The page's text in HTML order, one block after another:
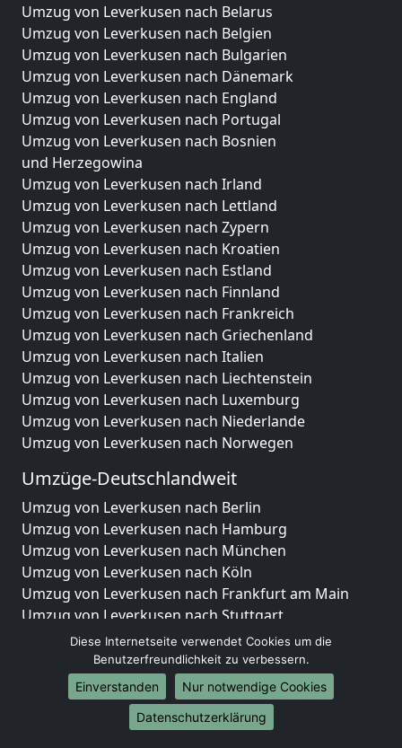
Umzug von Leverkusen nach Belarus
Umzug von Leverkusen nach Belgien
Umzug von Leverkusen nach Bulgarien
Umzug von Leverkusen nach Dänemark
Umzug von Leverkusen nach England
Umzug von Leverkusen nach Portugal
Umzug von Leverkusen nach Bosnien
und Herzegowina
Umzug von Leverkusen nach Irland
Umzug von Leverkusen nach Lettland
Umzug von Leverkusen nach Zypern
Umzug von Leverkusen nach Kroatien
Umzug von Leverkusen nach Estland
Umzug von Leverkusen nach Finnland
Umzug von Leverkusen nach Frankreich
Umzug von Leverkusen nach Griechenland
Umzug von Leverkusen nach Italien
Umzug von Leverkusen nach Liechtenstein
Umzug von Leverkusen nach Luxemburg
Umzug von Leverkusen nach Niederlande
Umzug von Leverkusen nach Norwegen
Umzüge-Deutschlandweit
Umzug von Leverkusen nach Berlin
Umzug von Leverkusen nach Hamburg
Umzug von Leverkusen nach München
Umzug von Leverkusen nach Köln
Umzug von Leverkusen nach Frankfurt am Main
Umzug von Leverkusen nach Stuttgart
Umzug von Leverkusen nach Düsseldorf
Umzug von Leverkusen nach Leipzig
Umzug von Leverkusen nach Dortmund
Umzug von Leverkusen nach Essen
Umzug von Leverkusen nach Bremen
Diese Internetseite verwendet Cookies um die
Benutzerfreundlichkeit zu verbessern.
Einverstanden
Nur notwendige Cookies
Datenschutzerklärung